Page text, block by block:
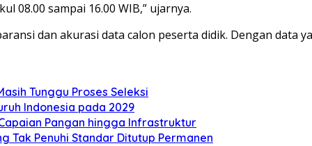
08.00 sampai 16.00 WIB,” ujarnya.
dan akurasi data calon peserta didik. Dengan data
Tunggu Proses Seleksi
Indonesia pada 2029
Pangan hingga Infrastruktur
Tak Penuhi Standar Ditutup Permanen